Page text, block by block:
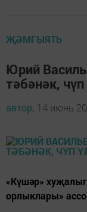
ҖӘМГЫЯТЬ
Юрий
тәбәнәк, чүп
автор, 14 июнь
«Күшәр»
орлыклары»